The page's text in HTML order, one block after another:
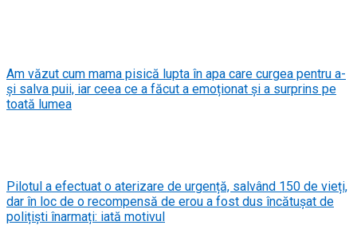
Am văzut cum mama pisică lupta în apa care curgea pentru a-
și salva puii, iar ceea ce a făcut a emoționat și a surprins pe
toată lumea
Pilotul a efectuat o aterizare de urgență, salvând 150 de vieți,
dar în loc de o recompensă de erou a fost dus încătușat de
polițiști înarmați: iată motivul